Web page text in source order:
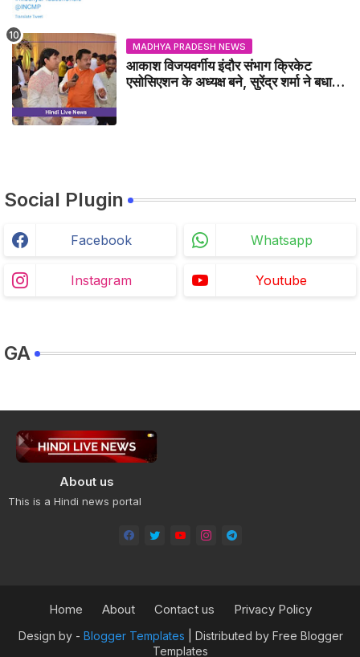
MADHYA PRADESH NEWS
आकाश विजयवर्गीय इंदौर संभाग क्रिकेट
एसोसिएशन के अध्यक्ष बने, सुरेंद्र शर्मा ने बधाई
Social Plugin
Facebook Whatsapp
Instagram Youtube
GA
About us
This is a Hindi news portal
Design by - Blogger Templates | Distributed by Free Blogger
Templates
Home About Contact us Privacy Policy